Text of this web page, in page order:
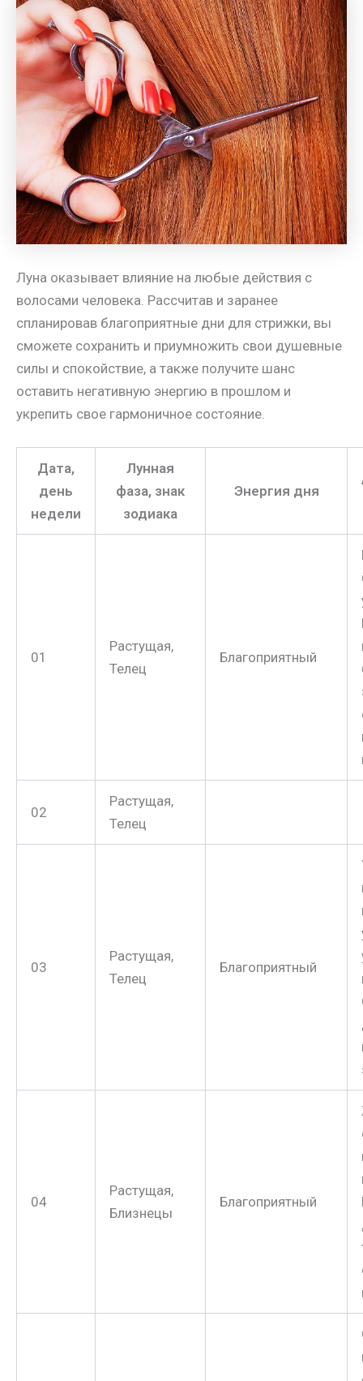
Луна оказывает влияние на любые действия с
волосами человека. Рассчитав и заранее
спланировав благоприятные дни для стрижки, вы
сможете сохранить и приумножить свои душевные
силы и спокойствие, а также получите шанс
оставить негативную энергию в прошлом и
укрепить свое гармоничное состояние.
Дата,
день
недели
Лунная
фаза, знак
зодиака
Энергия дня
01
Растущая,
Телец
Благоприятный
02
Растущая,
Телец
03
Растущая,
Телец
Благоприятный
04
Растущая,
Близнецы
Благоприятный